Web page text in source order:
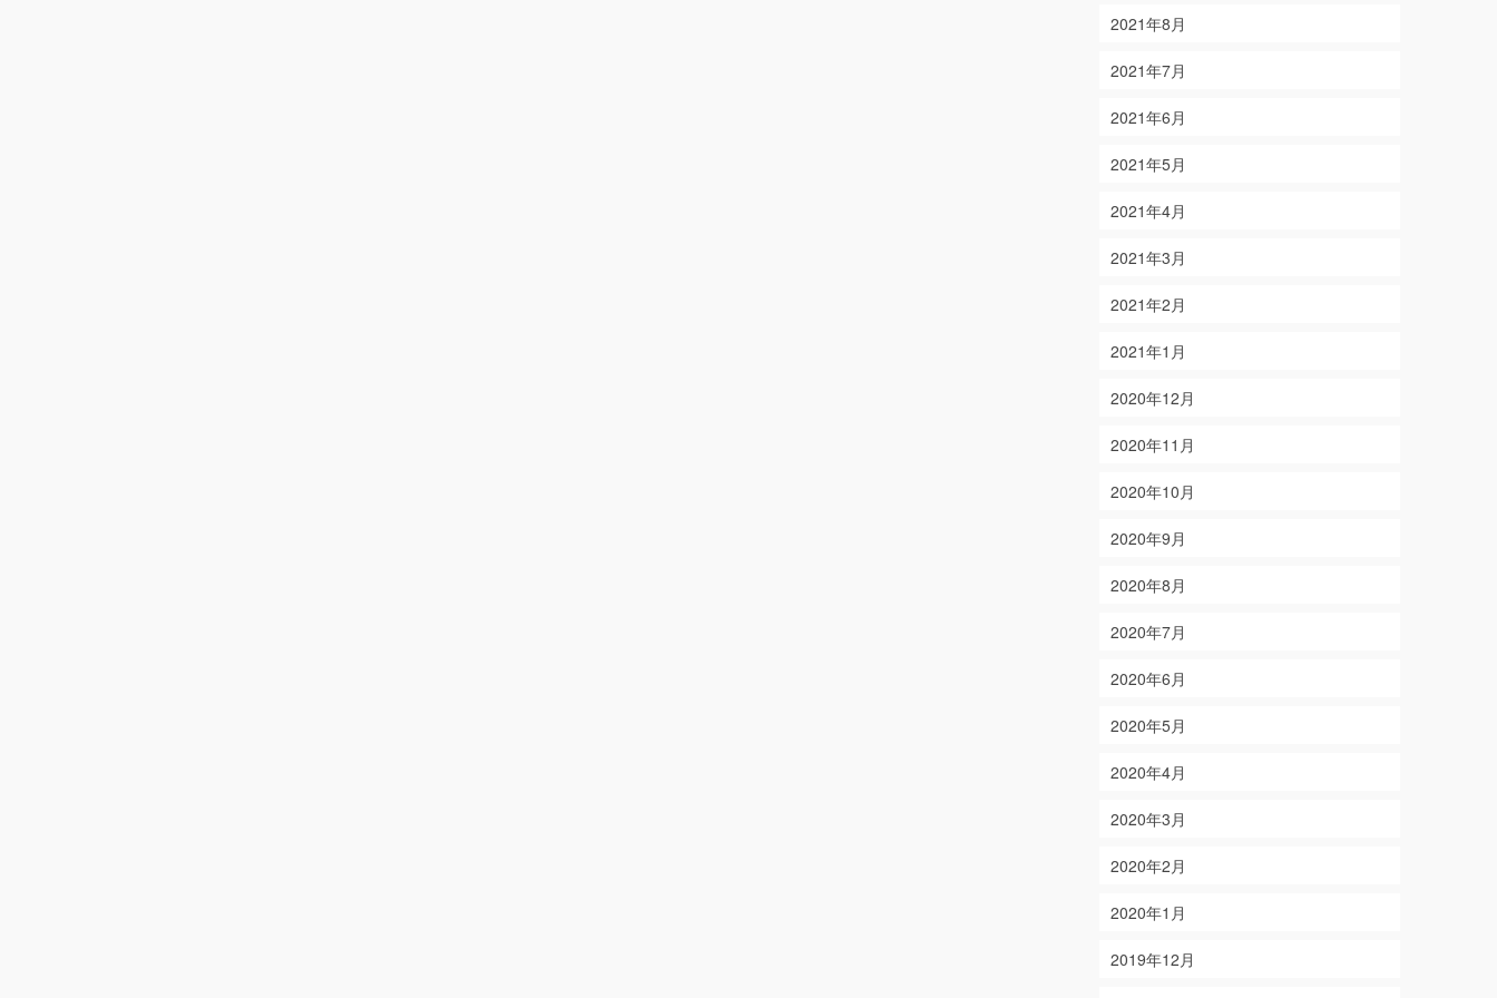
2021年8月
2021年7月
2021年6月
2021年5月
2021年4月
2021年3月
2021年2月
2021年1月
2020年12月
2020年11月
2020年10月
2020年9月
2020年8月
2020年7月
2020年6月
2020年5月
2020年4月
2020年3月
2020年2月
2020年1月
2019年12月